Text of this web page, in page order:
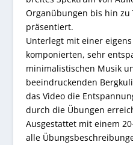
Organübungen bis hin
präsentiert.
Unterlegt mit einer
komponierten, sehr
minimalistischen Musik
beeindruckenden
das Video die
durch die Übungen
Ausgestattet mit einem
alle